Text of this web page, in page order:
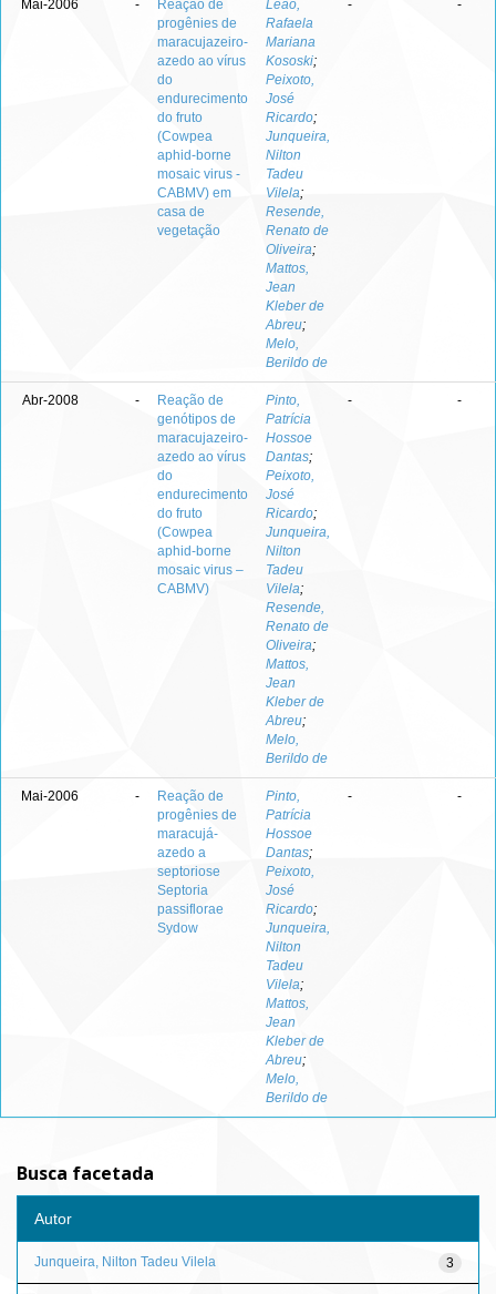
Mai-2006 -
Reação de
progênies de
maracujazeiro-
azedo ao vírus
do
endurecimento
do fruto
(Cowpea
aphid-borne
mosaic virus -
CABMV) em
casa de
vegetação
Leão,
Rafaela
Mariana
Kososki;
Peixoto,
José
Ricardo;
Junqueira,
Nilton
Tadeu
Vilela;
Resende,
Renato de
Oliveira;
Mattos,
Jean
Kleber de
Abreu;
Melo,
Berildo de
- -
Abr-2008 -
Reação de
genótipos de
maracujazeiro-
azedo ao vírus
do
endurecimento
do fruto
(Cowpea
aphid-borne
mosaic virus –
CABMV)
Pinto,
Patrícia
Hossoe
Dantas;
Peixoto,
José
Ricardo;
Junqueira,
Nilton
Tadeu
Vilela;
Resende,
Renato de
Oliveira;
Mattos,
Jean
Kleber de
Abreu;
Melo,
Berildo de
- -
Mai-2006 -
Reação de
progênies de
maracujá-
azedo a
septoriose
Septoria
passiflorae
Sydow
Pinto,
Patrícia
Hossoe
Dantas;
Peixoto,
José
Ricardo;
Junqueira,
Nilton
Tadeu
Vilela;
Mattos,
Jean
Kleber de
Abreu;
Melo,
Berildo de
- -
Busca facetada
Autor
3
Junqueira, Nilton Tadeu Vilela